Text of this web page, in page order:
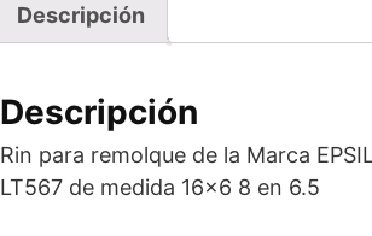
Epsilon
cantidad
Descripción
Descripción
Rin para remolque de la Marca
LT567 de medida 16×6 8 en 6.5